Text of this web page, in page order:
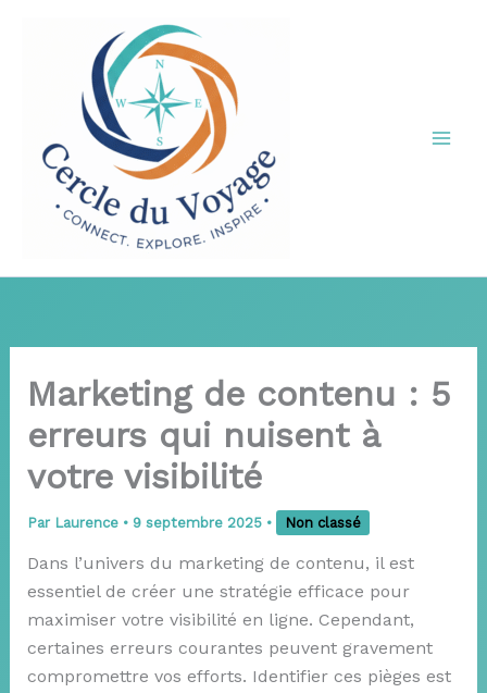
Marketing de contenu : 5
erreurs qui nuisent à
votre visibilité
Par Laurence • 9 septembre 2025 • Non classé
Dans l’univers du marketing de contenu, il est
essentiel de créer une stratégie efficace pour
maximiser votre visibilité en ligne. Cependant,
certaines erreurs courantes peuvent gravement
compromettre vos efforts. Identifier ces pièges est